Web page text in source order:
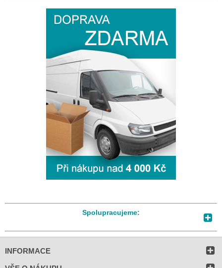
Spolupracujeme:
INFORMACE